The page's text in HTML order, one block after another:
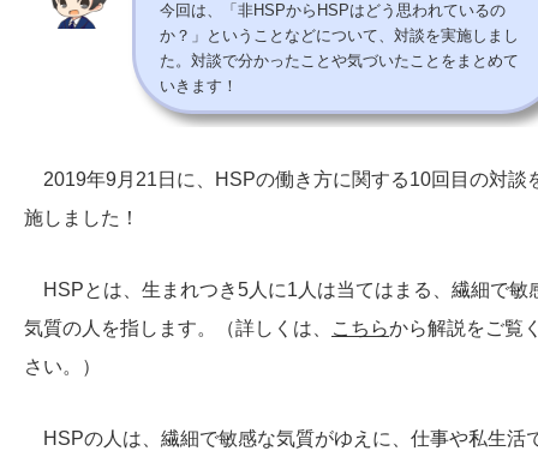
今回は、「非HSPからHSPはどう思われているの
か？」ということなどについて、対談を実施しまし
た。対談で分かったことや気づいたことをまとめて
いきます！
2019年9月21日に、HSPの働き方に関する10回目の対談
施しました！
HSPとは、生まれつき5人に1人は当てはまる、繊細で敏
気質の人を指します。（詳しくは、
こちらから解説をご覧
さい。）
HSPの人は、繊細で敏感な気質がゆえに、仕事や私生活